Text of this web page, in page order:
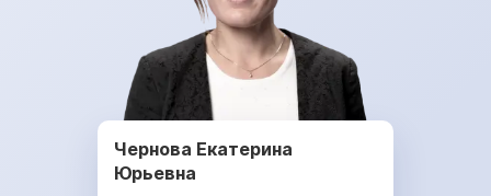
Чернова Екатерина
Юрьевна